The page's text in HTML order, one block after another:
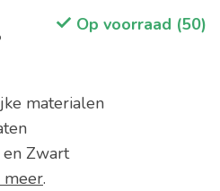
Op voorraad (50)
materialen
Zwart
meer.